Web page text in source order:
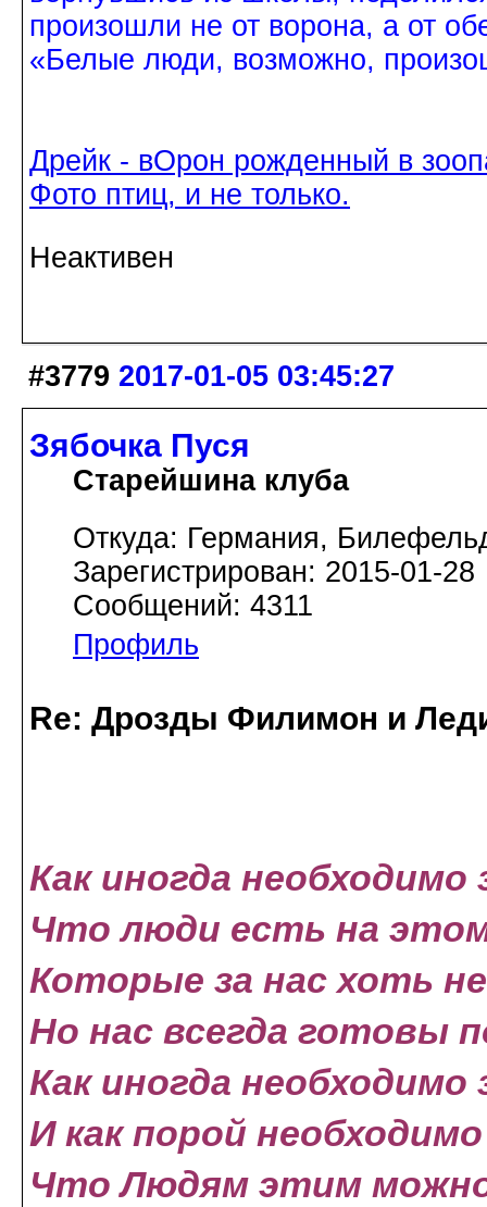
произошли не от ворона, а от
«Белые люди, возможно,
Дрейк - вОрон рожденный в
Фото птиц, и не только.
Неактивен
#3779 2017-01-05 03:45:27
Зябочка Пуся
Старейшина клуба
Откуда: Германия,
Зарегистрирован: 2015-01-28
Сообщений: 4311
Профиль
Re: Дрозды Филимон и
Как иногда необходимо
Что люди есть на
Которые за нас хоть
Но нас всегда готовы
Как иногда необходимо
И как порой
Что Людям этим